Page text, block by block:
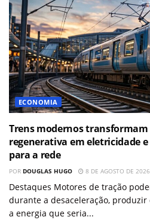
ECONOMIA
Trens modernos
regenerativa em eletricidade
para a rede
POR DOUGLAS HUGO 8 DE AGOSTO DE 2026
Destaques Motores de tração
durante a desaceleração,
a energia que seria...